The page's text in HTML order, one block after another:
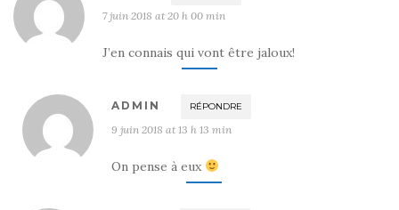
7 juin 2018 at 20 h 00 min
J’en connais qui vont être jaloux!
ADMIN RÉPONDRE
9 juin 2018 at 13 h 13 min
On pense à eux